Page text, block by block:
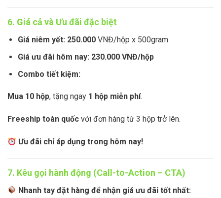
6. Giá cả và Ưu đãi đặc biệt
Giá niêm yết: 250.000VNĐ/hộp x 500gram
Giá ưu đãi hôm nay: 230.000 VNĐ/hộp
Combo tiết kiệm:
Mua 10 hộp, tặng ngay 1 hộp miễn phí.
Freeship toàn quốc với đơn hàng từ 3 hộp trở lên.
Ưu đãi chỉ áp dụng trong hôm nay!
7. Kêu gọi hành động (Call-to-Action – CTA)
Nhanh tay đặt hàng để nhận giá ưu đãi tốt nhất: